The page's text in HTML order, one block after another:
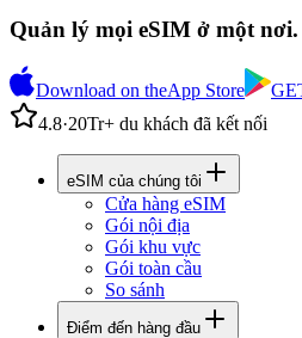
Quản lý mọi eSIM ở một nơi.
Download on theApp Store
4.8·20Tr+ du khách đã kết nối
eSIM của chúng tôi
Cửa hàng eSIM
Gói nội địa
Gói khu vực
Gói toàn cầu
So sánh
Điểm đến hàng đầu